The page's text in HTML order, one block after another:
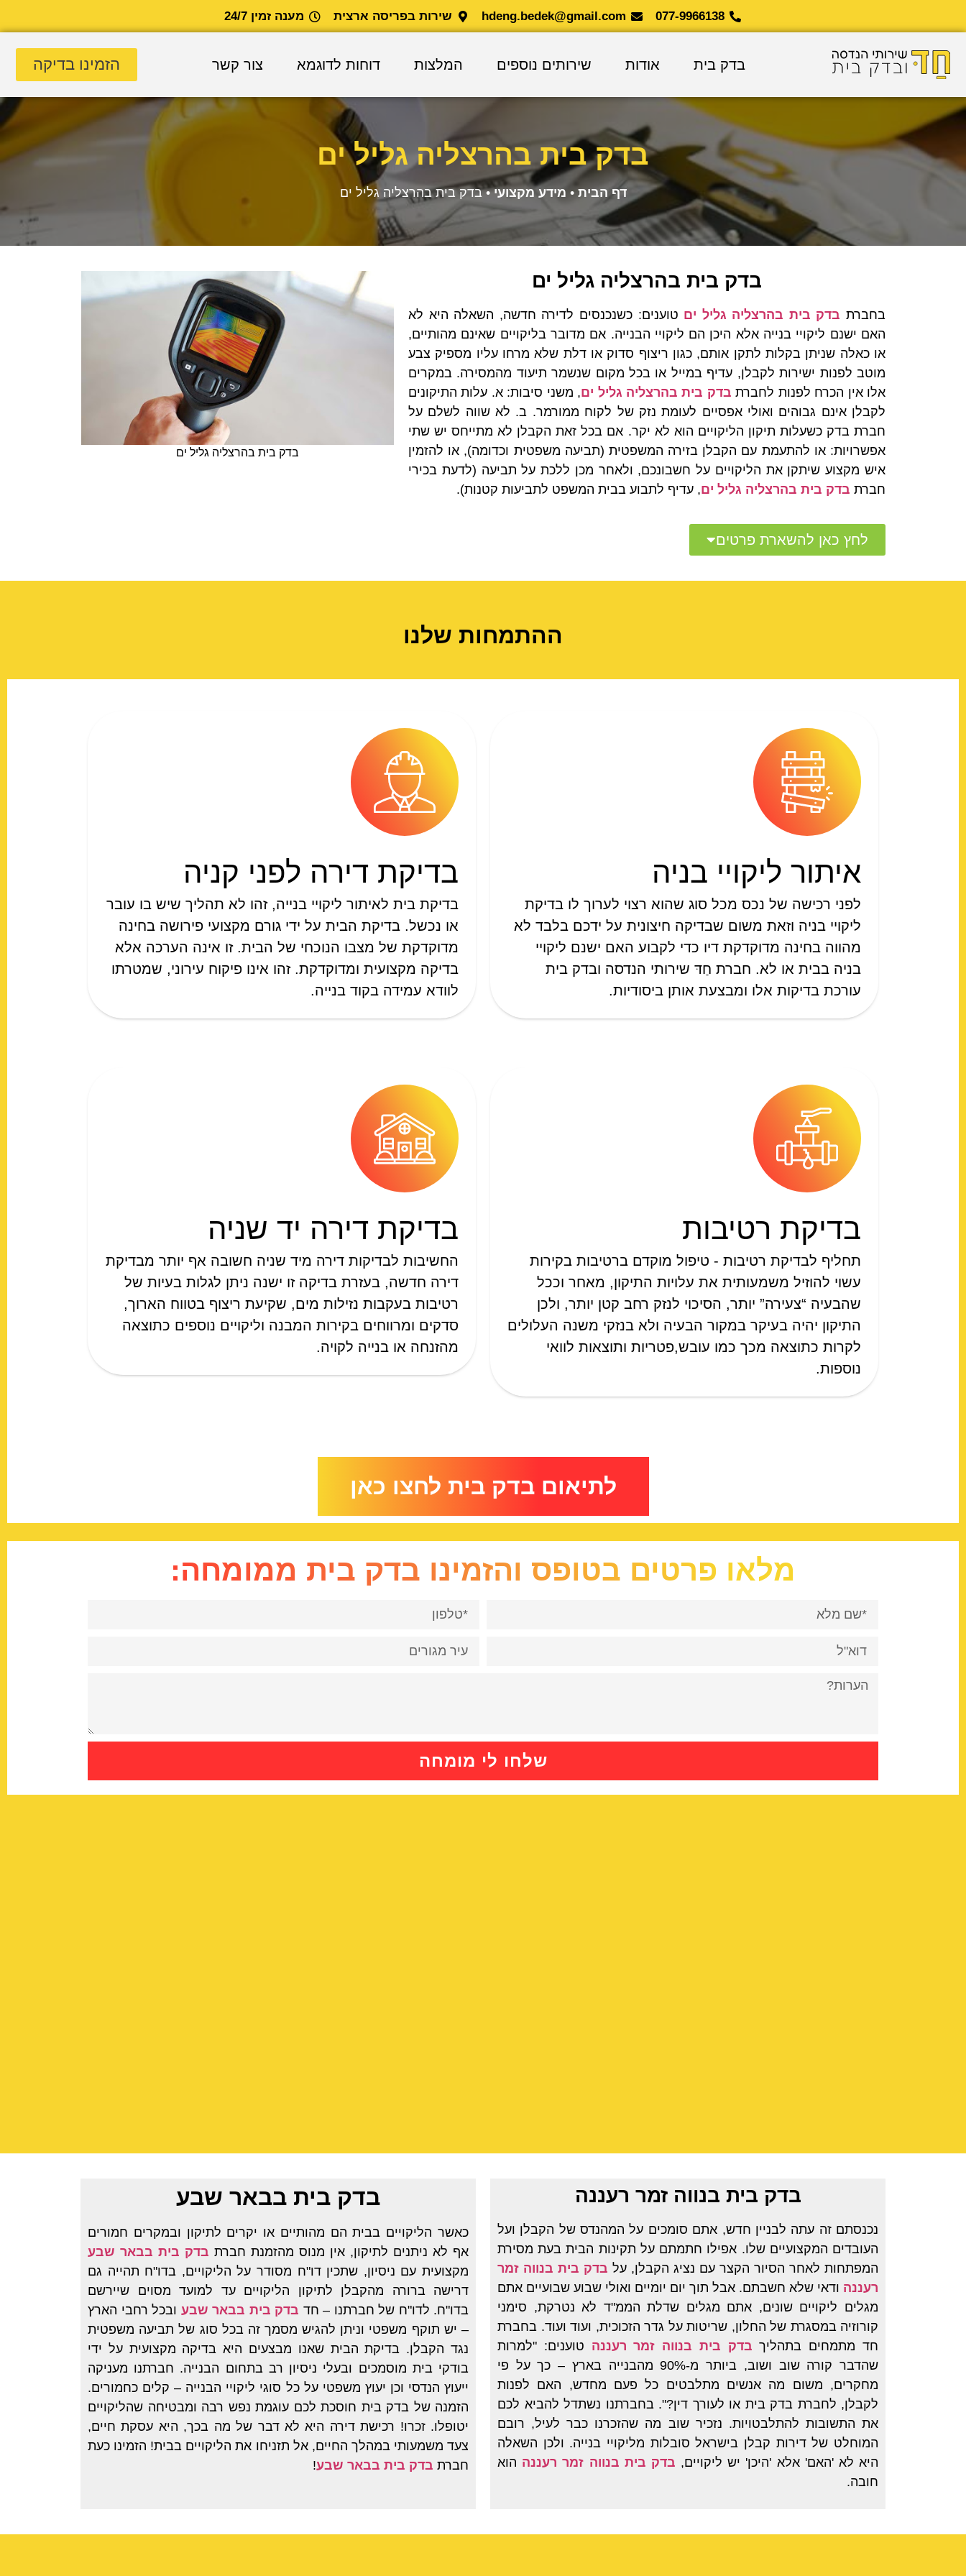
077-9966138
hdeng.bedek@gmail.com שירות בפריסה ארצית מענה זמין 24/7
בדק בית אודות שירותים נוספים המלצות דוחות לדוגמא צור קשר הזמינו בדיקה
בדק בית בהרצליה גליל ים
דף הבית • מידע מקצועי•בדק בית בהרצליה גליל ים
בדק בית בהרצליה גליל ים
בחברת בדק בית בהרצליה גליל ים טוענים: כשנכנסים לדירה חדשה, השאלה היא לא
האם ישנם ליקויי בנייה אלא היכן הם ליקויי הבנייה. אם מדובר בליקויים שאינם מהותיים,
או כאלה שניתן בקלות לתקן אותם, כגון ריצוף סדוק או דלת שלא מרחו עליו מספיק צבע
מוטב לפנות ישירות לקבלן, עדיף במייל או בכל מקום שנשמר תיעוד מהמסירה. במקרים
אלו אין הכרח לפנות לחברת בדק בית בהרצליה גליל ים, משני סיבות: א. עלות התיקונים
לקבלן אינם גבוהים ואולי אפסיים לעומת נזק של לקוח ממורמר. ב. לא שווה לשלם על
חברת בדק כשעלות תיקון הליקויים הוא לא יקר. אם בכל זאת הקבלן לא מתייחס יש שתי
אפשרויות: או להתעמת עם הקבלן בזירה המשפטית (תביעה משפטית וכדומה), או להזמין
איש מקצוע שיתקן את הליקויים על חשבונכם, ולאחר מכן ללכת על תביעה (לדעת בכירי
חברת בדק בית בהרצליה גליל ים, עדיף לתבוע בבית המשפט לתביעות קטנות).
לחץ כאן להשארת פרטים
בדק בית בהרצליה גליל ים
ההתמחות שלנו
איתור ליקויי בניה
לפני רכישה של נכס מכל סוג שהוא רצוי לערוך לו בדיקת
ליקויי בניה וזאת משום שבדיקה חיצונית על ידכם בלבד לא
מהווה בחינה מדוקדקת דיו כדי לקבוע האם ישנם ליקויי
בניה בבית או לא. חברת חַדּ שירותי הנדסה ובדק בית
עורכת בדיקות אלו ומבצעת אותן ביסודיות.
בדיקת דירה לפני קניה
בדיקת בית לאיתור ליקויי בנייה, זהו לא תהליך שיש בו עובר
או נכשל. בדיקת הבית על ידי גורם מקצועי פירושה בחינה
מדוקדקת של מצבו הנוכחי של הבית. זו אינה הערכה אלא
בדיקה מקצועית ומדוקדקת. זהו אינו פיקוח עירוני, שמטרתו
לוודא עמידה בקוד בנייה.
בדיקת רטיבות
תחליף לבדיקת רטיבות - טיפול מוקדם ברטיבות בקירות
עשוי להוזיל משמעותית את עלויות התיקון, מאחר וככל
שהבעיה “צעירה” יותר, הסיכוי לנזק רחב קטן יותר, ולכן
התיקון יהיה בעיקר במקור הבעיה ולא בנזקי משנה העלולים
לקרות כתוצאה מכך כמו עובש,פטריות ותוצאות לוואי
נוספות.
בדיקת דירה יד שניה
החשיבות לבדיקות דירה מיד שניה חשובה אף יותר מבדיקת
דירה חדשה, בעזרת בדיקה זו ישנה ניתן לגלות בעיות של
רטיבות בעקבות נזילות מים, שקיעת ריצוף בטווח הארוך,
סדקים ומרווחים בקירות המבנה וליקויים נוספים כתוצאה
מהזנחה או בנייה לקויה.
לתיאום בדק בית לחצו כאן
מלאו פרטים בטופס והזמינו בדק בית ממומחה:
שלחו לי מומחה
בדק בית בנווה זמר רעננה
נכנסתם זה עתה לבניין חדש, אתם סומכים על המהנדס של הקבלן ועל
העובדים המקצועיים שלו. אפילו חתמתם על תקינות הבית בעת מסירת
המפתחות לאחר הסיור הקצר עם נציג הקבלן, על בדק בית בנווה זמר
רעננה ודאי שלא חשבתם. אבל תוך יום יומיים ואולי שבוע שבועיים אתם
מגלים ליקויים שונים, אתם מגלים שדלת הממ"ד לא נטרקת, סימני
קורוזיה במסגרת של החלון, שריטות על גדר הזכוכית, ועוד ועוד. בחברת
חד מתמחים בתהליך בדק בית בנווה זמר רעננה טוענים: "למרות
שהדבר קורה שוב ושוב, ביותר מ-90% מהבנייה בארץ – כך על פי
מחקרים, משום מה אנשים מתלבטים כל פעם מחדש, האם לפנות
לקבלן, לחברת בדק בית או לעורך דין?". בחברתנו נשתדל להביא לכם
את התשובות להתלבטויות. נזכיר שוב מה שהזכרנו כבר לעיל, רובם
המוחלט של דירות קבלן בישראל סובלות מליקויי בנייה. ולכן השאלה
היא לא 'האם' אלא 'היכן' יש ליקויים, בדק בית בנווה זמר רעננה הוא
חובה.
בדק בית בבאר שבע
כאשר הליקויים בבית הם מהותיים או יקרים לתיקון ובמקרים חמורים
אף לא ניתנים לתיקון, אין מנוס מהזמנת חברת בדק בית בבאר שבע
מקצועית עם ניסיון, שתכין דו"ח מסודר על הליקויים, בדו"ח תהייה גם
דרישה ברורה מהקבלן לתיקון הליקויים עד למועד מסוים שיירשם
בדו"ח. לדו"ח של חברתנו – חד בדק בית בבאר שבע ובכל רחבי הארץ
– יש תוקף משפטי וניתן להגיש מסמך זה בכל סוג של תביעה משפטית
נגד הקבלן. בדיקת הבית שאנו מבצעים היא בדיקה מקצועית על ידי
בודקי בית מוסמכים ובעלי ניסיון רב בתחום הבנייה. חברתנו מעניקה
ייעוץ הנדסי וכן יעוץ משפטי על כל סוגי ליקויי הבנייה – קלים כחמורים.
הזמנה של בדק בית חוסכת לכם עוגמת נפש רבה ומבטיחה שהליקויים
יטופלו. זכרו! רכישת דירה היא לא דבר של מה בכך, היא עסקת חיים,
צעד משמעותי במהלך החיים, אל תזניחו את הליקויים בבית! הזמינו כעת
חברת בדק בית בבאר שבע!